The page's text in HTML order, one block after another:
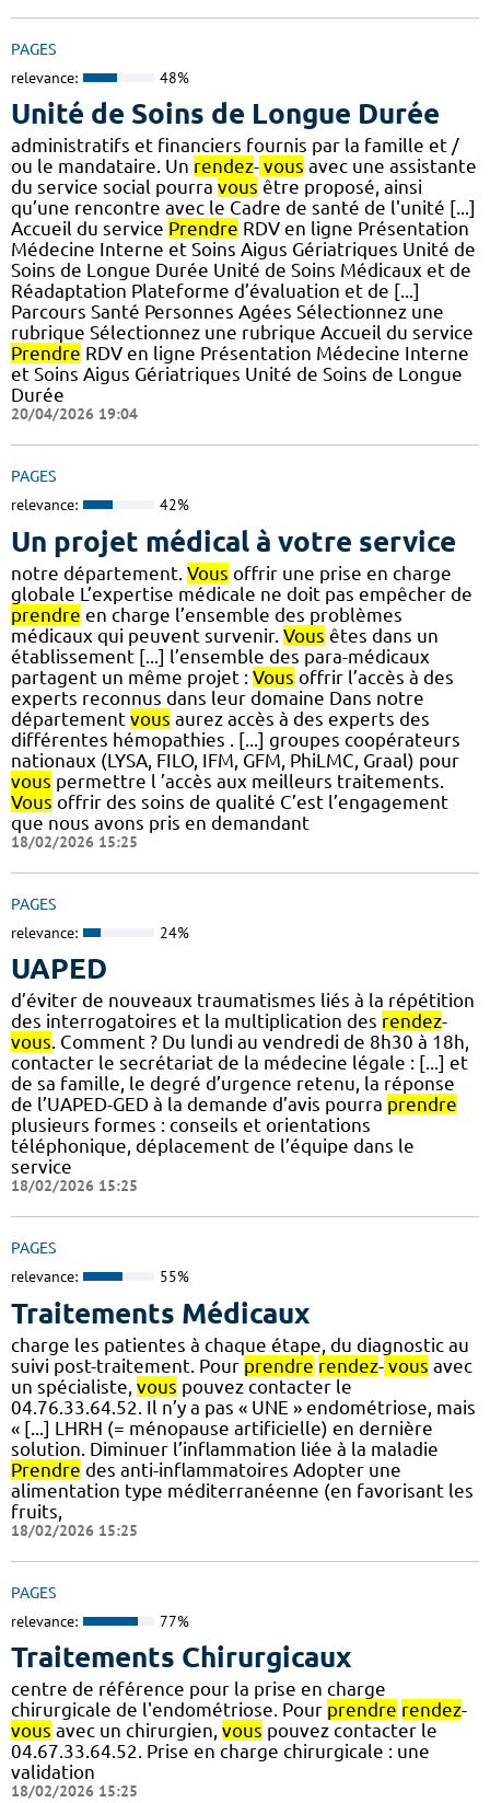
PAGES
relevance: 48%
Unité de Soins de Longue Durée
administratifs et financiers fournis par la famille et /
ou le mandataire. Un rendez- vous avec une assistante
du service social pourra vous être proposé, ainsi
qu’une rencontre avec le Cadre de santé de l'unité [...]
Accueil du service Prendre RDV en ligne Présentation
Médecine Interne et Soins Aigus Gériatriques Unité de
Soins de Longue Durée Unité de Soins Médicaux et de
Réadaptation Plateforme d’évaluation et de [...]
Parcours Santé Personnes Agées Sélectionnez une
rubrique Sélectionnez une rubrique Accueil du service
Prendre RDV en ligne Présentation Médecine Interne
et Soins Aigus Gériatriques Unité de Soins de Longue
Durée
20/04/2026 19:04
PAGES
relevance: 42%
Un projet médical à votre service
notre département. Vous offrir une prise en charge
globale L’expertise médicale ne doit pas empêcher de
prendre en charge l’ensemble des problèmes
médicaux qui peuvent survenir. Vous êtes dans un
établissement [...] l’ensemble des para-médicaux
partagent un même projet : Vous offrir l’accès à des
experts reconnus dans leur domaine Dans notre
département vous aurez accès à des experts des
différentes hémopathies . [...] groupes coopérateurs
nationaux (LYSA, FILO, IFM, GFM, PhiLMC, Graal) pour
vous permettre l ’accès aux meilleurs traitements.
Vous offrir des soins de qualité C’est l’engagement
que nous avons pris en demandant
18/02/2026 15:25
PAGES
relevance: 24%
UAPED
d’éviter de nouveaux traumatismes liés à la répétition
des interrogatoires et la multiplication des rendez-
vous. Comment ? Du lundi au vendredi de 8h30 à 18h,
contacter le secrétariat de la médecine légale : [...] et
de sa famille, le degré d’urgence retenu, la réponse
de l’UAPED-GED à la demande d’avis pourra prendre
plusieurs formes : conseils et orientations
téléphonique, déplacement de l’équipe dans le
service
18/02/2026 15:25
PAGES
relevance: 55%
Traitements Médicaux
charge les patientes à chaque étape, du diagnostic au
suivi post-traitement. Pour prendre rendez- vous avec
un spécialiste, vous pouvez contacter le
04.76.33.64.52. Il n’y a pas « UNE » endométriose, mais
« [...] LHRH (= ménopause artificielle) en dernière
solution. Diminuer l’inflammation liée à la maladie
Prendre des anti-inflammatoires Adopter une
alimentation type méditerranéenne (en favorisant les
fruits,
18/02/2026 15:25
PAGES
relevance: 77%
Traitements Chirurgicaux
centre de référence pour la prise en charge
chirurgicale de l'endométriose. Pour prendre rendez-
vous avec un chirurgien, vous pouvez contacter le
04.67.33.64.52. Prise en charge chirurgicale : une
validation
18/02/2026 15:25